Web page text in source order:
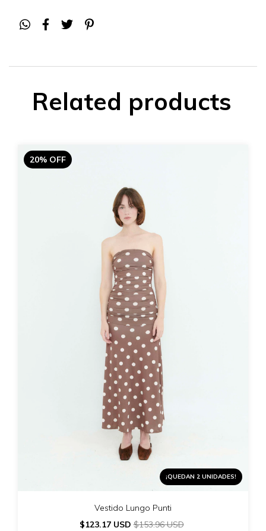
Related products
20% OFF
¡QUEDAN 2 UNIDADES!
Vestido Lungo Punti
$123.17 USD$153.96 USD